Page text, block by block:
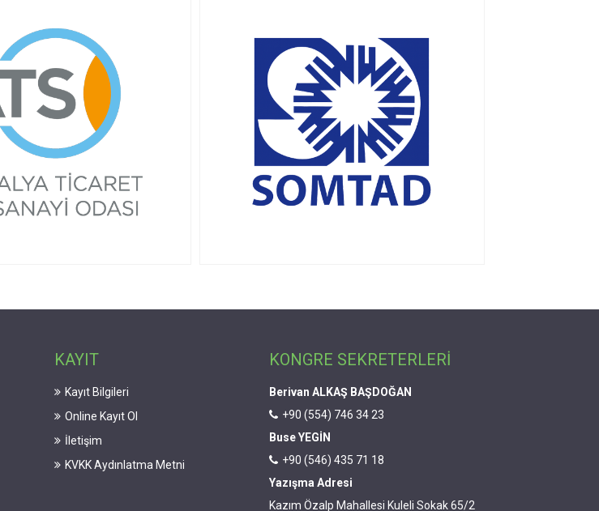
KAYIT
Kayıt Bilgileri
Online Kayıt Ol
İletişim
KVKK Aydınlatma Metni
KONGRE SEKRETERLERİ
Berivan ALKAŞ BAŞDOĞAN
+90 (554) 746 34 23
Buse YEGİN
+90 (546) 435 71 18
Yazışma Adresi
Kazım Özalp Mahallesi Kuleli Sokak 65/2